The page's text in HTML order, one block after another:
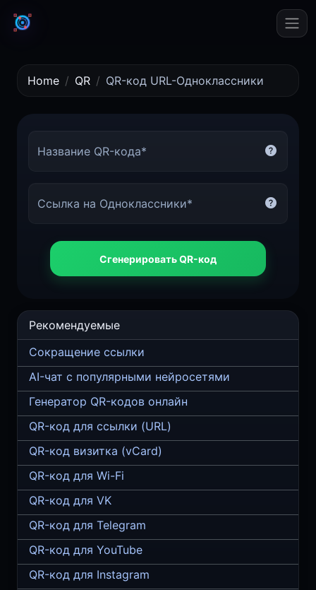
Home QR QR-код URL-Одноклассники
Название QR-кода*
Ссылка на Одноклассники*
Сгенерировать QR-код
Рекомендуемые
Сокращение ссылки
AI-чат с популярными нейросетями
Генератор QR-кодов онлайн
QR-код для ссылки (URL)
QR-код визитка (vCard)
QR-код для Wi-Fi
QR-код для VK
QR-код для Telegram
QR-код для YouTube
QR-код для Instagram